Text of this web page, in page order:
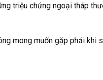
triệu chứng ngoại tháp
mong muốn gặp phải khi